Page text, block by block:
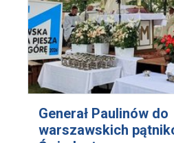
Generał Paulinów do
warszawskich